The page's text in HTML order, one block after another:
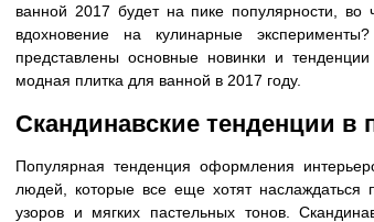
ванной 2017 будет на пике популярности, во
вдохновение на кулинарные
представлены основные новинки и
модная плитка для ванной в 2017 году.
Скандинавские тенденции в
Популярная тенденция оформления
людей, которые все еще хотят наслаждаться
узоров и мягких пастельных тонов.